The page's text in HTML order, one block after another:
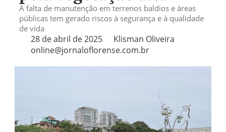
A falta de manutenção em terrenos baldios e áreas
públicas tem gerado riscos à segurança e à qualidade
de vida
28 de abril de 2025
Klisman Oliveira
online@jornaloflorense.com.br